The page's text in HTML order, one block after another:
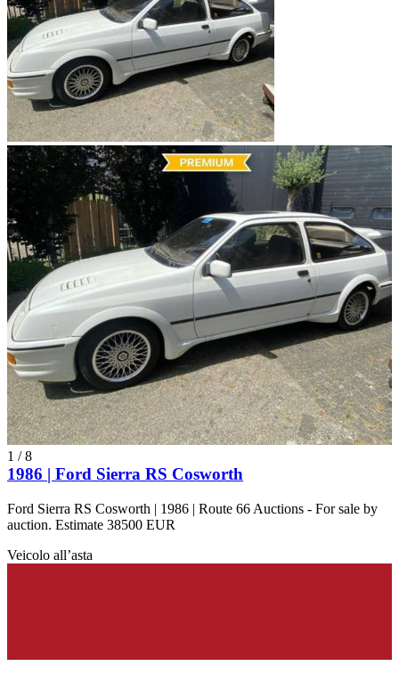
1 /8
1986 | Ford Sierra RS Cosworth
Ford Sierra RS Cosworth | 1986 | Route 66 Auctions - For sale by
auction. Estimate 38500 EUR
Veicolo all’asta